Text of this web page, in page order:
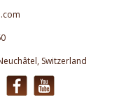
Switzerland